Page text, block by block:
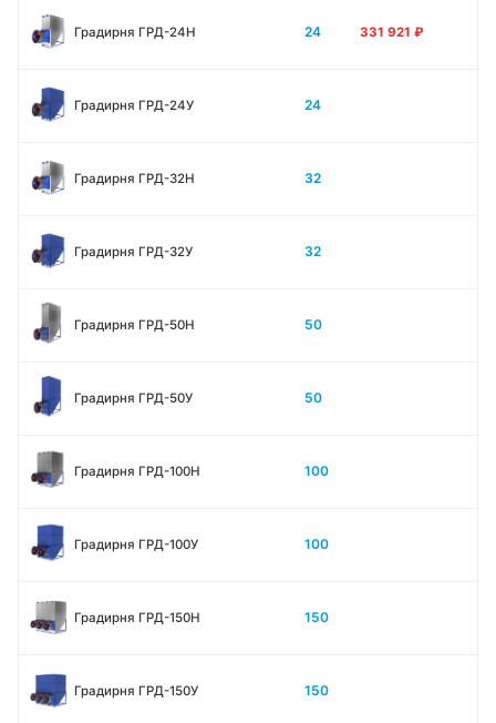
Градирня ГРД-24Н 24 331 921 ₽
Градирня ГРД-24У 24
Градирня ГРД-32Н 32
Градирня ГРД-32У 32
Градирня ГРД-50Н 50
Градирня ГРД-50У 50
Градирня ГРД-100Н 100
Градирня ГРД-100У 100
Градирня ГРД-150Н 150
Градирня ГРД-150У 150